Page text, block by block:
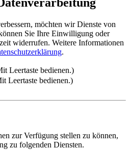
möchten wir Dienste von
Sie Ihre Einwilligung oder
widerrufen. Weitere Informationen
.
Leertaste bedienen.)
Leertaste bedienen.)
zur Verfügung stellen zu können,
zu folgenden Diensten.